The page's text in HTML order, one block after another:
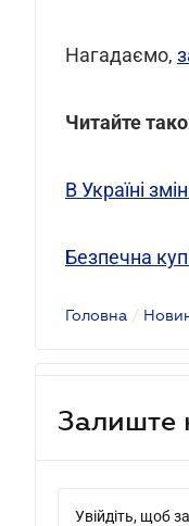
Нагадаємо,
Читайте
В Україні
Безпечна
Головна /
Залиште
Увійдіть, щоб